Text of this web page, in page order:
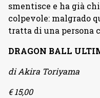
smentisce e ha già
colpevole: malgrado
tratta di una persona
DRAGON BALL
di Akira Toriyama
€ 15,00